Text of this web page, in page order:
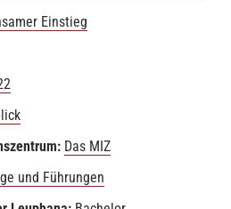
Einstieg
Das MIZ
und Führungen